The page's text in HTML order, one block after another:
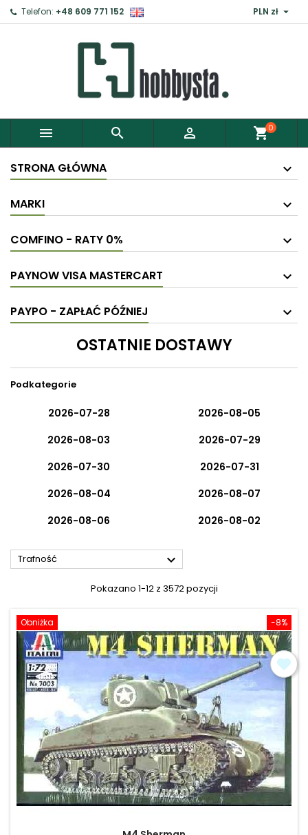
Telefon: +48 609 771 152 PLN zł 
   shopping_cart0
STRONA GŁÓWNA
MARKI
COMFINO - RATY 0%
PAYNOW VISA MASTERCART
PAYPO - ZAPŁAĆ PÓŹNIEJ
OSTATNIE DOSTAWY
Podkategorie
2026-07-28
2026-08-05
2026-08-03
2026-07-29
2026-07-30
2026-07-31
2026-08-04
2026-08-07
2026-08-06
2026-08-02
Trafność 
Pokazano 1-12 z 3572 pozycji
-8%
Obniżka
Zaloguj ×
Aby zapisać produkty do Schowka, musisz się
Anuluj Zaloguj